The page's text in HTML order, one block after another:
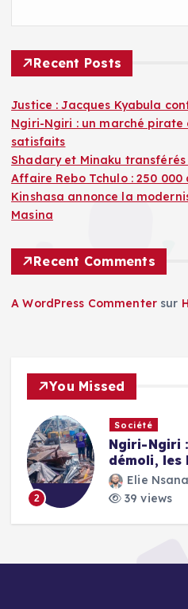
Recent Posts
Justice : Jacques Kyabula
Ngiri-Ngiri : un marché
satisfaits
Shadary et Minaku
Affaire Rebo Tchulo : 250
Kinshasa annonce la
Masina
Recent Comments
A WordPress Commenter sur
You Missed
2
Société
Ngiri-Ngiri
démoli,
Elie Nsana
39 views